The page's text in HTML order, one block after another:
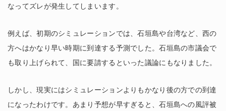
なってズレが発生してしまいます。
例えば、初期のシミュレーションでは、石垣島や台湾など、西の
方へはかなり早い時期に到達する予測でした。石垣島の市議会で
も取り上げられて、国に要請するといった議論にもなりました。
しかし、現実にはシミュレーションよりもかなり後の方での到達
になったわけです。あまり予想が早すぎると、石垣島への風評被